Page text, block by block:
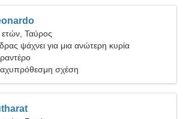
Ταύρος
ψάχνει για μια ανώτερη κυρία
σχέση